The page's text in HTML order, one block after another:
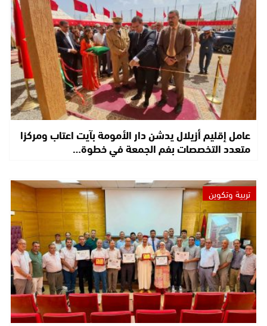
عامل إقليم أزيلال يدشن دار الأمومة بآيت اعتاب ومركزا
متعدد التخصصات بفم الجمعة في خطوة…
تربية وتكوين